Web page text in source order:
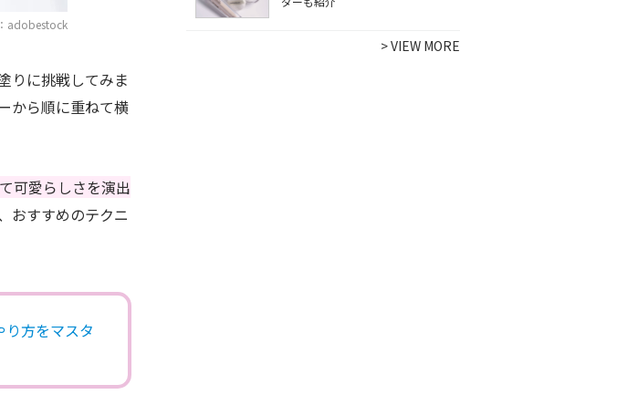
adobestock
りに挑戦してみま
から順に重ねて横
可愛らしさを演出
おすすめのテクニ
り方をマスタ
>VIEW MORE